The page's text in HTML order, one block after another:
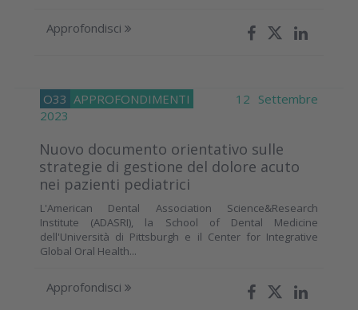
Approfondisci
O33 APPROFONDIMENTI
12 Settembre
2023
Nuovo documento orientativo sulle
strategie di gestione del dolore acuto
nei pazienti pediatrici
L'American Dental Association Science&Research
Institute (ADASRI), la School of Dental Medicine
dell'Università di Pittsburgh e il Center for Integrative
Global Oral Health...
Approfondisci